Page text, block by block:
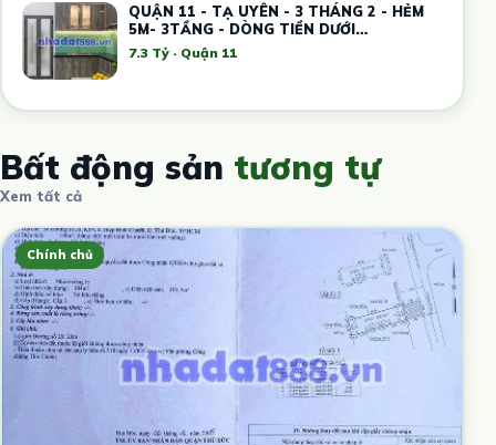
QUẬN 11 - TẠ UYÊN - 3 THÁNG 2 - HẺM
5M- 3TẦNG - DÒNG TIỀN DƯỚI
20TR/THÁNG -
7.3 Tỷ · Quận 11
Bất động sản tương tự
Xem tất cả
Chính chủ